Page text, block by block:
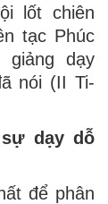
lốt chiên
tạc Phúc
giảng dạy
nói (II Ti-
dạy dỗ
để phân